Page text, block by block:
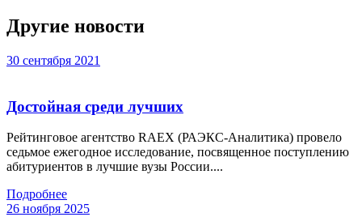
Другие новости
30 сентября 2021
Достойная среди лучших
Рейтинговое агентство RAEX (РАЭКС-Аналитика) провело
седьмое ежегодное исследование, посвященное поступлению
абитуриентов в лучшие вузы России....
Подробнее
26 ноября 2025